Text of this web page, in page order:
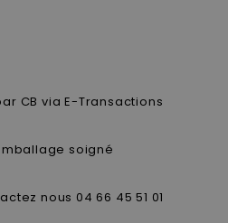
CB via E-Transactions
soigné
nous 04 66 45 51 01